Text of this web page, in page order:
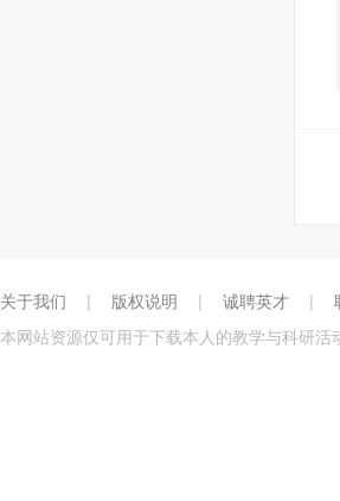
关于我们 | 版权说明 | 诚聘英才 |
本网站资源仅可用于下载本人的教学与科研